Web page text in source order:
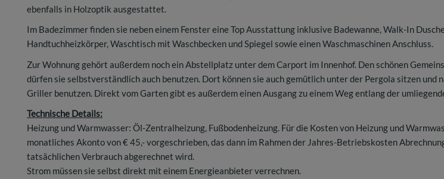
ebenfalls in Holzoptik ausgestattet.
Im Badezimmer finden sie neben einem Fenster eine Top Ausstattung inklusive Badewanne, Walk-In
Handtuchheizkörper, Waschtisch mit Waschbecken und Spiegel sowie einen Waschmaschinen Anschluss.
Zur Wohnung gehört außerdem noch ein Abstellplatz unter dem Carport im Innenhof. Den schönen
dürfen sie selbstverständlich auch benutzen. Dort können sie auch gemütlich unter der Pergola sitzen und
Griller benutzen. Direkt vom Garten gibt es außerdem einen Ausgang zu einem Weg entlang der
Technische Details:
Heizung und Warmwasser: Öl-Zentralheizung, Fußbodenheizung. Für die Kosten von Heizung und
monatliches Akonto von € 45,- vorgeschrieben, das dann im Rahmen der Jahres-Betriebskosten
tatsächlichen Verbrauch abgerechnet wird.
Strom müssen sie selbst direkt mit einem Energieanbieter verrechnen.